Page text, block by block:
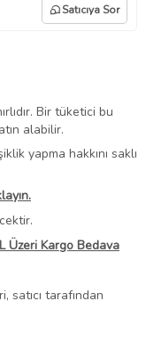
Satıcıya Sor
Bir tüketici bu
alabilir.
yapma hakkını saklı
Üzeri Kargo Bedava
satıcı tarafından